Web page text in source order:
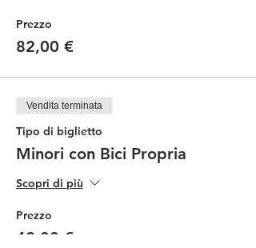
Prezzo
82,00 €
Vendita terminata
Tipo di biglietto
Minori con Bici Propria
Scopri di più
Prezzo
42,00 €